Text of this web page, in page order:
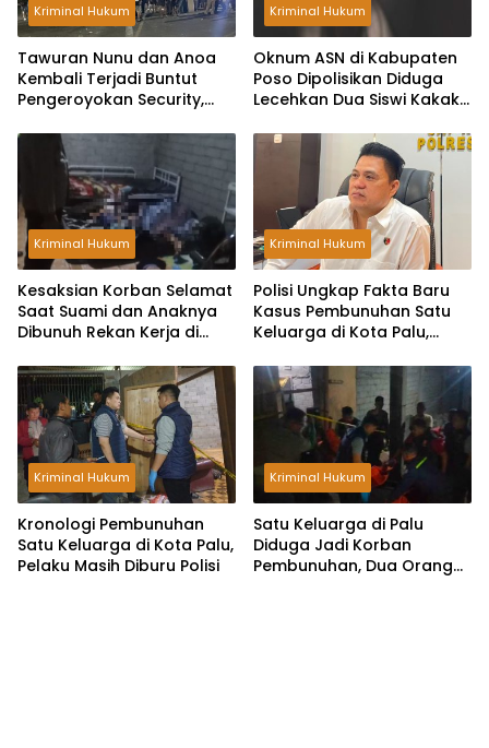
Kriminal Hukum
Tawuran Nunu dan Anoa
Kembali Terjadi Buntut
Pengeroyokan Security,
Bom Molotov
Kriminal Hukum
Oknum ASN di Kabupaten
Poso Dipolisikan Diduga
Lecehkan Dua Siswi Kakak
Kriminal Hukum
Kesaksian Korban Selamat
Saat Suami dan Anaknya
Dibunuh Rekan Kerja di
Dua Pisau
Kriminal Hukum
Polisi Ungkap Fakta Baru
Kasus Pembunuhan Satu
Keluarga di Kota Palu,
Kriminal Hukum
Kronologi Pembunuhan
Satu Keluarga di Kota Palu,
Pelaku Masih Diburu Polisi
Kriminal Hukum
Satu Keluarga di Palu
Diduga Jadi Korban
Pembunuhan, Dua Orang